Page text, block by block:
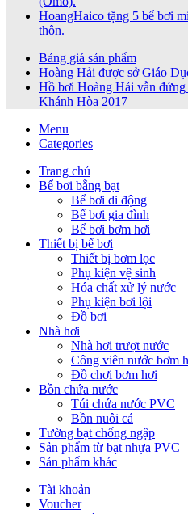
HoangHaico tặng 5 bể bơi
thôn.
Bảng giá sản phẩm
Hoàng Hải được sở Giáo
Hồ bơi Hoàng Hải vẫn
Khánh Hòa 2017
Menu
Categories
Trang chủ
Bể bơi bằng bạt
Bể bơi di động
Bể bơi gia đình
Bể bơi bơm hơi
Thiết bị bể bơi
Thiết bị bơm lọc
Phụ kiện vệ sinh
Hóa chất xử lý nước
Phụ kiện bơi lội
Đồ bơi
Nhà hơi
Nhà hơi trượt nước
Công viên nước bơm
Đồ chơi bơm hơi
Bồn chứa nước
Túi chứa nước PVC
Bồn nuôi cá
Tường bạt chống ngập
Sản phẩm từ bạt nhựa PVC
Sản phẩm khác
Tài khoản
Voucher